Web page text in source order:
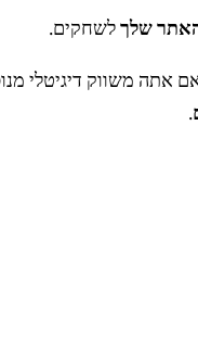
שלךלשחקים.
אתה משווק דיגיטלי
.